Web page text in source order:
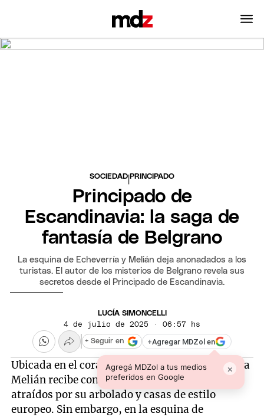
SOCIEDAD PRINCIPADO
Principado de
Escandinavia: la saga de
fantasía de Belgrano
La esquina de Echeverría y Melián deja anonadados a los
turistas. El autor de los misterios de Belgrano revela sus
secretos desde el Principado de Escandinavia.
LUCÍA SIMONCELLI
4 de julio de 2025 · 06:57 hs
+Agregar MDZol en
Agregá MDZol a tus medios
preferidos en Google
×
+ Seguir en
Ubicada en el corazón deBelgranoR, la Avenida
Melián recibe constantemente a turistas
atraídos por su arbolado y casas de estilo
europeo. Sin embargo, en la esquina de